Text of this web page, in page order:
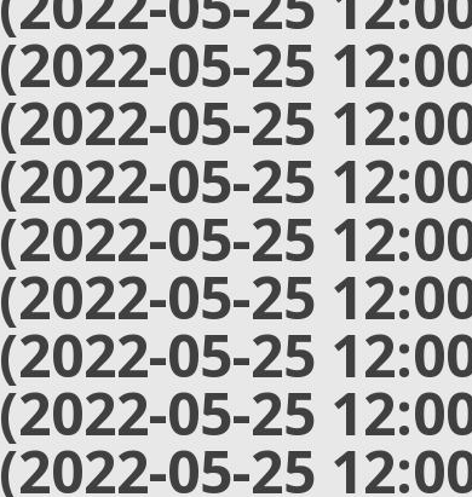
(2022-05-25
(2022-05-25
(2022-05-25
(2022-05-25
(2022-05-25
(2022-05-25
(2022-05-25
(2022-05-25